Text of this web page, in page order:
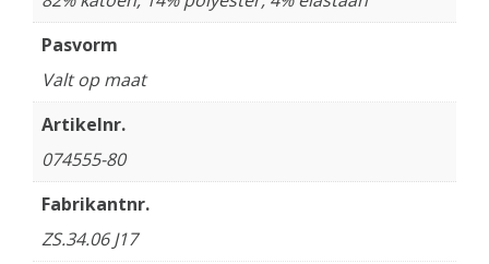
Pasvorm
Valt op maat
Artikelnr.
074555-80
Fabrikantnr.
ZS.34.06 J17